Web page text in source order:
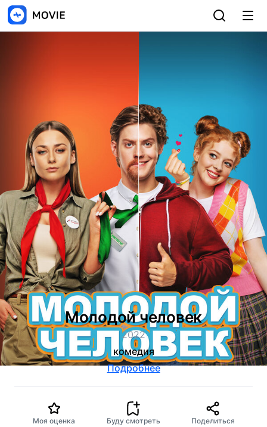
Молодой человек
2022
комедия
Подробнее
Моя оценка Буду смотреть Поделиться